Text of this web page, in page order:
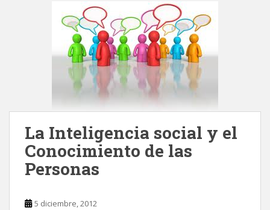
La Inteligencia social y el
Conocimiento de las
Personas
5 diciembre, 2012